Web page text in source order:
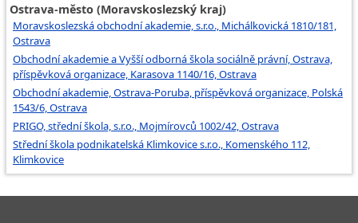
Ostrava-město (Moravskoslezský kraj)
Moravskoslezská obchodní akademie, s.r.o., Michálkovická 1810/181,
Ostrava
Obchodní akademie a Vyšší odborná škola sociálně právní, Ostrava,
příspěvková organizace, Karasova 1140/16, Ostrava
Obchodní akademie, Ostrava-Poruba, příspěvková organizace, Polská
1543/6, Ostrava
PRIGO, střední škola, s.r.o., Mojmírovců 1002/42, Ostrava
Střední škola podnikatelská Klimkovice s.r.o., Komenského 112,
Klimkovice